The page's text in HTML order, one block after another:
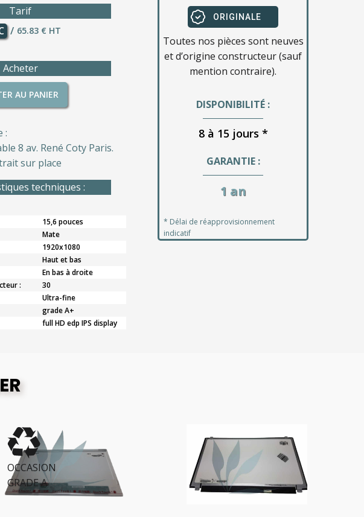
Tarif
/ 65.83 € HT
Acheter
AU PANIER
:
8 av. René Coty Paris.
sur place
techniques :
15,6 pouces
Mate
1920x1080
Haut et bas
En bas à droite
:
30
Ultra-fine
grade A+
full HD edp IPS display
ORIGINALE
Toutes nos pièces sont neuves
et d’origine constructeur (sauf
mention contraire).
DISPONIBILITÉ :
8 à 15 jours *
GARANTIE :
1 an
* Délai de réapprovisionnement
indicatif
A